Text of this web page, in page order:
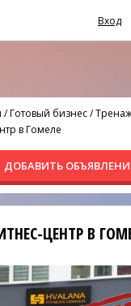
Вход
/Готовый бизнес/
в Гомеле
ДОБАВИТЬ
ЦЕНТР В